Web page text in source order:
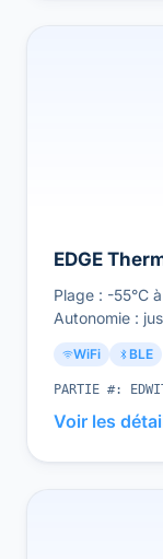
EDGE
Plage : -55°C
Autonomie :
WiFi BLE
PARTIE #:
Voir les